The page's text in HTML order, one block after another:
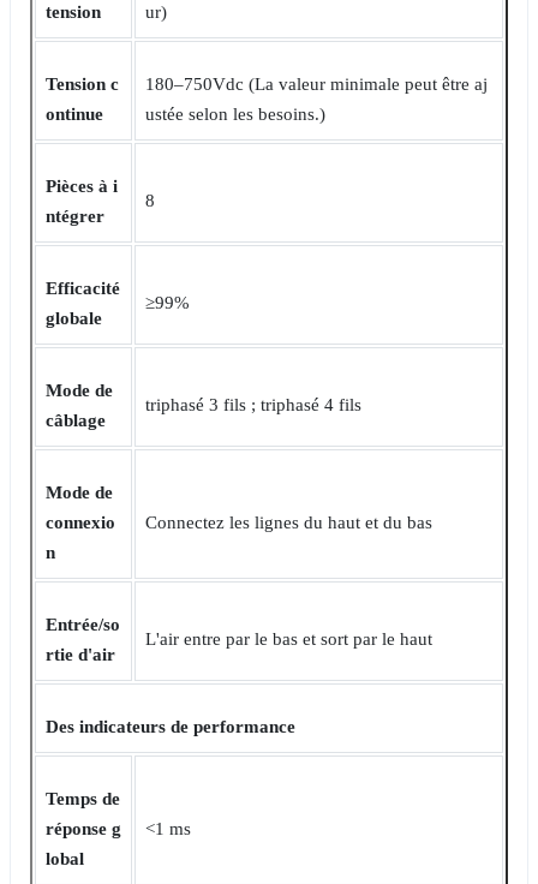
tension
ur)
Tension c
ontinue
180‒750Vdc (La valeur minimale peut être aj
ustée selon les besoins.)
Pièces à i
ntégrer
8
Efficacité
globale
≥99%
Mode de
câblage
triphasé 3 fils ; triphasé 4 fils
Mode de
connexio
n
Connectez les lignes du haut et du bas
Entrée/so
rtie d'air
L'air entre par le bas et sort par le haut
Des indicateurs de performance
Temps de
réponse g
lobal
<1 ms